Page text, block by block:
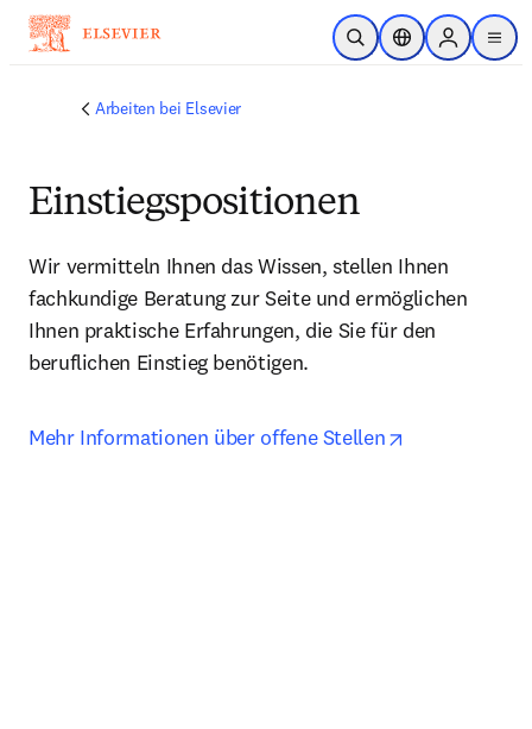
Zum Hauptinhalt wechseln
Suche öffnenStandortauswahl
Sign in to
menu
Arbeiten bei Elsevier
Einstiegspositionen
Wir vermitteln Ihnen das Wissen, stellen Ihnen
fachkundige Beratung zur Seite und ermöglichen
Ihnen praktische Erfahrungen, die Sie für den
beruflichen Einstieg benötigen.
Mehr Informationen über offene Stellen